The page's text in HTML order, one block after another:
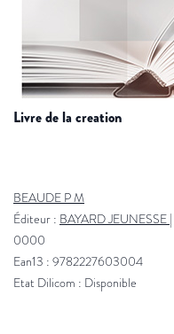
livre de la creation
BEAUDE P M
Éditeur : BAYARD JEUNESSE
0000
Ean13 : 9782227603004
Etat Dilicom : Disponible